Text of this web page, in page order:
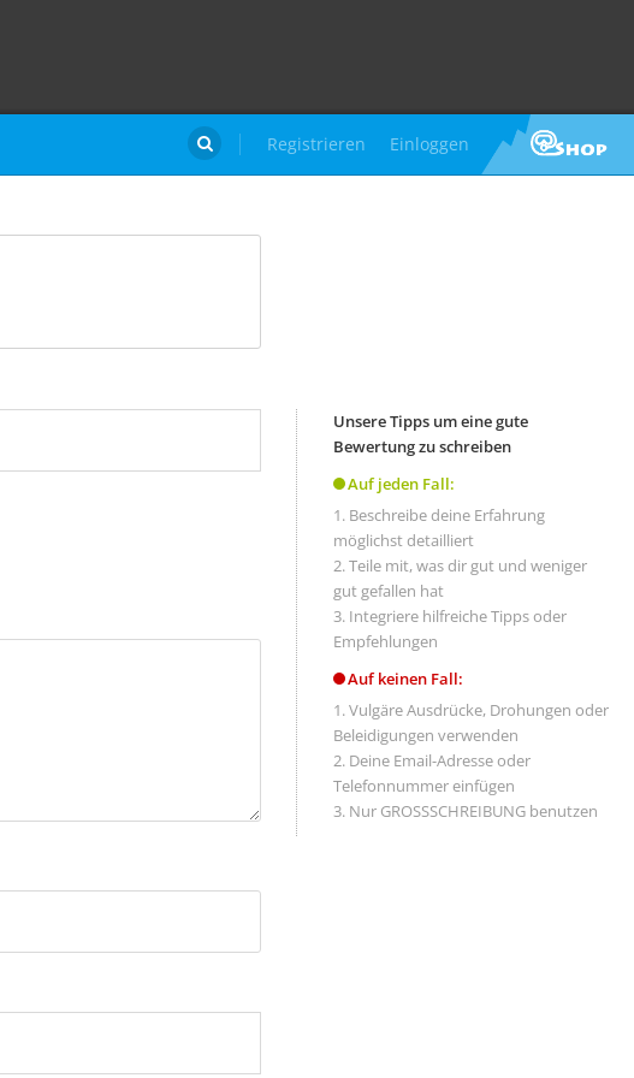
Registrieren Einloggen

Unsere Tipps um eine gute
Bewertung zu schreiben
Auf jeden Fall:
Beschreibe deine Erfahrung
möglichst detailliert
Teile mit, was dir gut und weniger
gut gefallen hat
Integriere hilfreiche Tipps oder
Empfehlungen
Auf keinen Fall:
Vulgäre Ausdrücke, Drohungen oder
Beleidigungen verwenden
Deine Email-Adresse oder
Telefonnummer einfügen
Nur GROSSSCHREIBUNG benutzen